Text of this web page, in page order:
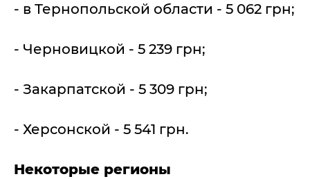
- в Тернопольской области - 5 062 грн;
- Черновицкой - 5 239 грн;
- Закарпатской - 5 309 грн;
- Херсонской - 5 541 грн.
Некоторые регионы